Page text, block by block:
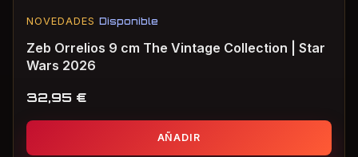
NOVEDADES Disponible
Zeb Orrelios 9 cm The Vintage Collection | Star
Wars 2026
32,95 €
AÑADIR